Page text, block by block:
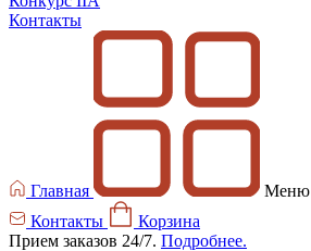
Контакты
Главная Меню
Контакты
Корзина
Прием заказов 24/7. Подробнее.